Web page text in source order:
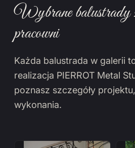
Wybrane balustrady
pracowni
Każda balustrada w galerii
realizacja PIERROT Metal
poznasz szczegóły
wykonania.